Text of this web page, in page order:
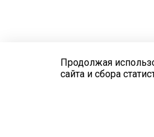
Продолжая
сайта и сбора